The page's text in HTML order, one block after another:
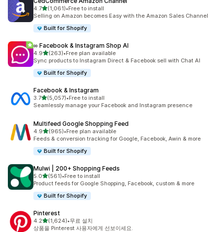
4.7별 5개 중
(1,061)
총 리뷰 1061개
•Free to install
Selling on Amazon becomes Easy with the Amazon Sales Channel
Built for Shopify
∞ Facebook & Instagram Shop AI
4.9별 5개 중
(263)
총 리뷰 263개
•Free plan available
Sync products to Instagram Direct & Facebook sell with Chat AI
Built for Shopify
Facebook & Instagram
3.7별 5개 중
(5,057)
총 리뷰 5057개
•Free to install
Seamlessly manage your Facebook and Instagram presence
Multifeed Google Shopping Feed
4.9별 5개 중
(965)
총 리뷰 965개
•Free plan available
Feeds & conversion tracking for Google, Facebook, Awin & more
Built for Shopify
Mulwi | 200+ Shopping Feeds
5.0별 5개 중
(561)
총 리뷰 561개
•Free to install
Product feeds for Google Shopping, Facebook, custom & more
Built for Shopify
Pinterest
4.2별 5개 중
(1,624)
총 리뷰 1624개
•무료 설치
상품을 Pinterest 사용자에게 선보이세요.